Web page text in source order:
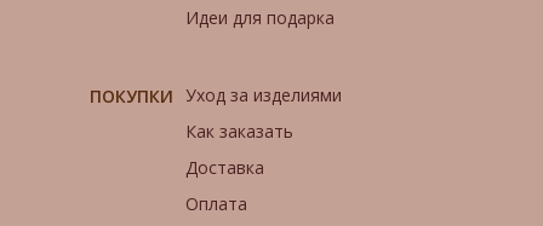
ПОКУПКИ Уход за изделиями
Как заказать
Доставка
Оплата
Идеи для подарка